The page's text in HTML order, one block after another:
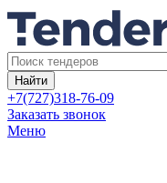
Найти
+7(727)318-76-09
Заказать звонок
Меню